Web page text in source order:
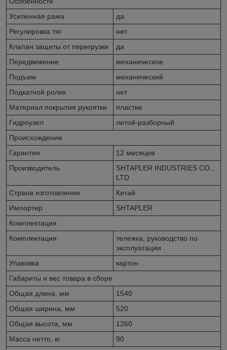
Усиленная рама
да
Регулировка тяг
нет
Клапан защиты от перегрузки
да
Передвижение
механическое
Подъем
механический
Подкатной ролик
нет
Материал покрытия рукоятки
пластик
Гидроузел
литой-разборный
Происхождение
Гарантия
12 месяцев
Производитель
SHTAPLER INDUSTRIES CO.,
LTD
Страна изготовления
Китай
Импортер
SHTAPLER
Комплектация
Комплектация
тележка, руководство по
эксплуатации
Упаковка
картон
Габариты и вес товара в сборе
Общая длина, мм
1540
Общая ширина, мм
520
Общая высота, мм
1260
Масса нетто, кг
90